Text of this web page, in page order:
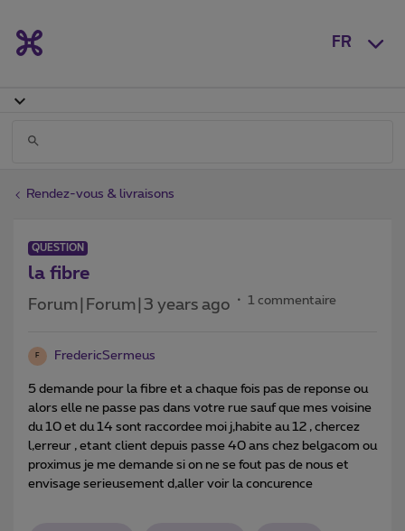
FR
Rendez-vous & livraisons
QUESTION
la fibre
Forum|Forum|3 years ago 1 commentaire
F FredericSermeus
5 demande pour la fibre et a chaque fois pas de reponse ou
alors elle ne passe pas dans votre rue sauf que mes voisine
du 10 et du 14 sont raccordee moi j,habite au 12 , chercez
l,erreur , etant client depuis passe 40 ans chez belgacom ou
proximus je me demande si on ne se fout pas de nous et
envisage serieusement d,aller voir la concurence